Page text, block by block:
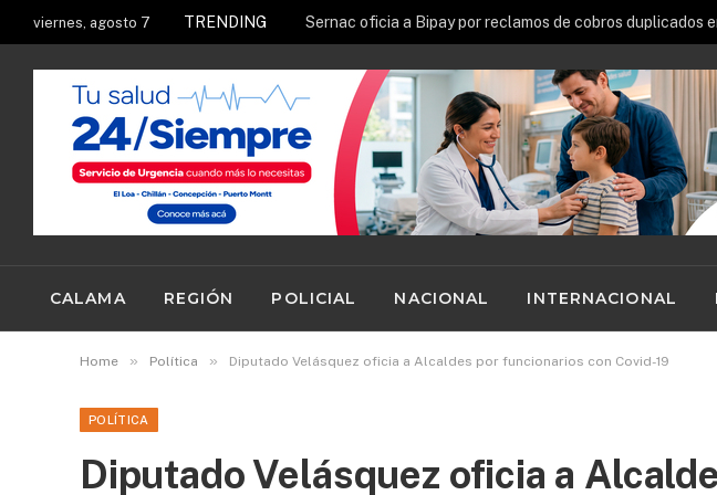
viernes, agosto 7 TRENDING
CALAMA REGIÓN POLICIAL NACIONAL INTERNACIONAL
Home » Política » Diputado Velásquez oficia a Alcaldes por funcionarios con Covid-19
POLÍTICA
Diputado Velásquez oficia a